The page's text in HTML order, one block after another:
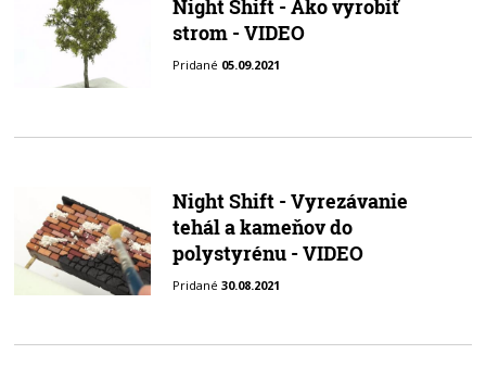
Night Shift - Ako vyrobiť
strom - VIDEO
Pridané 05.09.2021
Night Shift - Vyrezávanie
tehál a kameňov do
polystyrénu - VIDEO
Pridané30.08.2021